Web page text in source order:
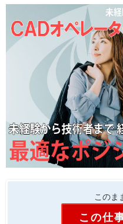
このま
この仕